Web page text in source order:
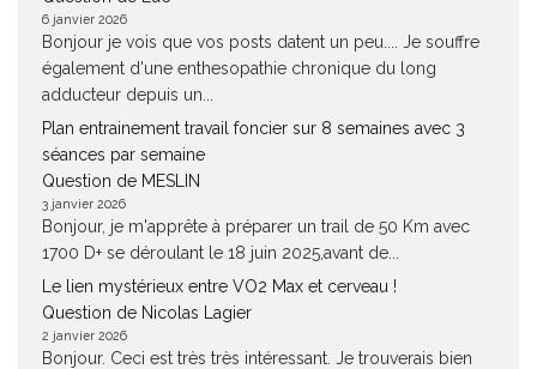
6 janvier 2026
Bonjour je vois que vos posts datent un peu.... Je souffre
également d'une enthesopathie chronique du long
adducteur depuis un...
Plan entrainement travail foncier sur 8 semaines avec 3
séances par semaine
Question de MESLIN
3 janvier 2026
Bonjour, je m'apprête à préparer un trail de 50 Km avec
1700 D+ se déroulant le 18 juin 2025,avant de...
Le lien mystérieux entre VO2 Max et cerveau !
Question de Nicolas Lagier
2 janvier 2026
Bonjour. Ceci est très très intéressant. Je trouverais bien